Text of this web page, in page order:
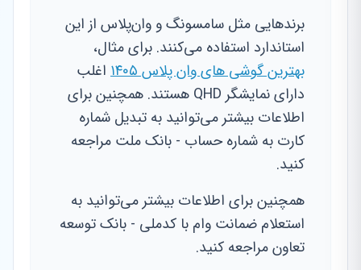
برندهایی مثل سامسونگ و وان‌پلاس از این
استاندارد استفاده می‌کنند. برای مثال،
بهترین گوشی های وان پلاس ۱۴۰۵
اغلب
دارای نمایشگر QHD هستند. همچنین برای
اطلاعات بیشتر می‌توانید به تبدیل شماره
کارت به شماره حساب - بانک ملت مراجعه
کنید.
همچنین برای اطلاعات بیشتر می‌توانید به
استعلام ضمانت وام با کدملی - بانک توسعه
تعاون مراجعه کنید.